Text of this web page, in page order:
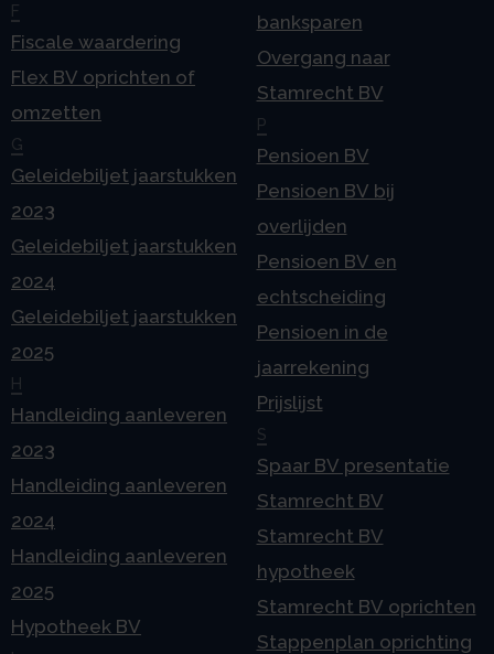
F
Fiscale waardering
Flex BV oprichten of
omzetten
G
Geleidebiljet jaarstukken
2023
Geleidebiljet jaarstukken
2024
Geleidebiljet jaarstukken
2025
H
Handleiding aanleveren
2023
Handleiding aanleveren
2024
Handleiding aanleveren
2025
Hypotheek BV
banksparen
Overgang naar
Stamrecht BV
P
Pensioen BV
Pensioen BV bij
overlijden
Pensioen BV en
echtscheiding
Pensioen in de
jaarrekening
Prijslijst
S
Spaar BV presentatie
Stamrecht BV
Stamrecht BV
hypotheek
Stamrecht BV oprichten
Stappenplan oprichting